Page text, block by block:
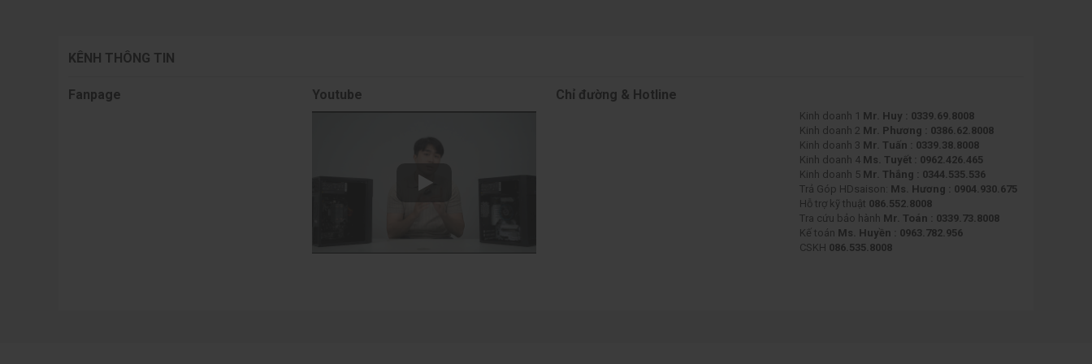
KÊNH THÔNG TIN
Fanpage Youtube Chỉ đường & Hotline
Kinh doanh 1 Mr. Huy : 0339.69.8008
Kinh doanh 2 Mr. Phương : 0386.62.8008
Kinh doanh 3 Mr. Tuấn : 0339.38.8008
Kinh doanh 4 Ms. Tuyết : 0962.426.465
Kinh doanh 5 Mr. Thắng : 0344.535.536
Trả Góp HDsaison: Ms. Hương : 0904.930.675
Hỗ trợ kỹ thuật 086.552.8008
Tra cứu bảo hành Mr. Toán : 0339.73.8008
Kế toán Ms. Huyền : 0963.782.956
CSKH 086.535.8008